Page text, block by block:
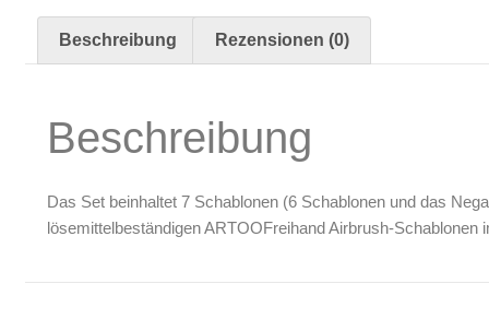
Airbrush-Reiniger
Zubehör & Ausstattung
Leerbehälter & Mischzubehör
Spezialliteratur & Anleitungen
Beschreibung Rezensionen (0)
Beschreibung
Das Set beinhaltet 7 Schablonen (6 Schablonen und das
lösemittelbeständigen ARTOOFreihand Airbrush-